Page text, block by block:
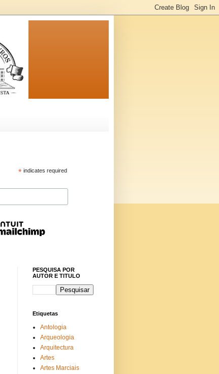
*indicates required
PESQUISA POR
AUTOR E TITULO
Etiquetas
Antologia
Arqueologia
Arquitectura
Artes
Artes Marciais